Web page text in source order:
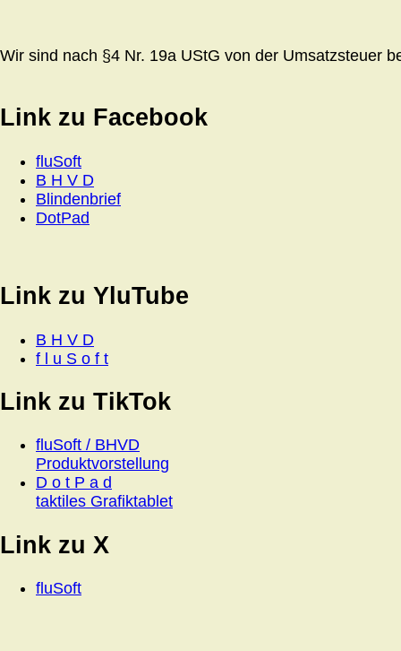
Wir sind nach §4 Nr. 19a UStG von der Umsatzsteuer
Link zu Facebook
fluSoft
B H V D
Blindenbrief
DotPad
Link zu YluTube
B H V D
f l u S o f t
Link zu TikTok
fluSoft / BHVD
Produktvorstellung
D o t P a d
taktiles Grafiktablet
Link zu X
fluSoft